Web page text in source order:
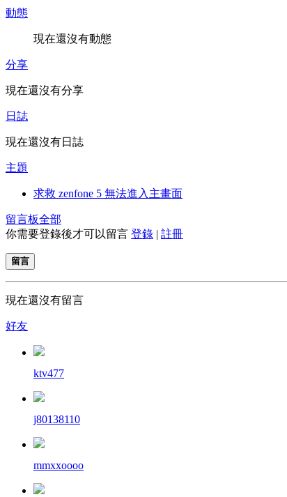
動態
現在還沒有動態
分享
現在還沒有分享
日誌
現在還沒有日誌
主題
求救 zenfone 5 無法進入主畫面
留言板全部
你需要登錄後才可以留言 登錄 | 註冊
留言
現在還沒有留言
好友
ktv477
j80138110
mmxxoooo